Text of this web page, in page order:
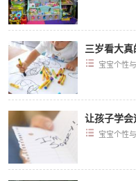
三岁看大
宝宝个性
让孩子学会
宝宝个性